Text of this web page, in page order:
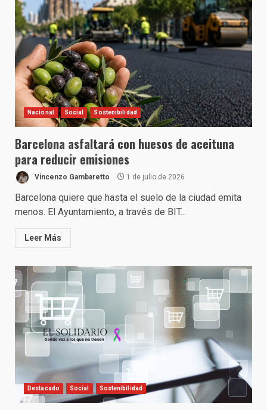
Nacional Social Sostenibilidad
Barcelona asfaltará con huesos de aceituna
para reducir emisiones
Vincenzo Gambaretto 1 de julio de 2026
Barcelona quiere que hasta el suelo de la ciudad emita
menos. El Ayuntamiento, a través de BIT...
Leer Más
Destacado Social Sostenibilidad